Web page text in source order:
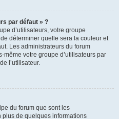
par défaut » ?
d’utilisateurs, votre groupe
déterminer quelle sera la couleur et
Les administrateurs du forum
votre groupe d’utilisateurs par
l’utilisateur.
du forum que sont les
plus de quelques informations